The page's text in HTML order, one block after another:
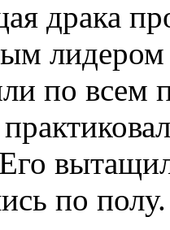
драка
по всем
по полу.